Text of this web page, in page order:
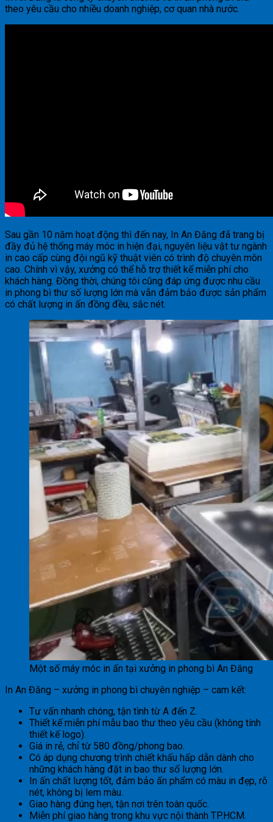
theo yêu cầu cho nhiều doanh nghiệp, cơ quan nhà nước.
Sau gần 10 năm hoạt động thì đến nay, In An Đăng đã trang bị
đầy đủ hệ thống máy móc in hiện đại, nguyên liệu vật tư ngành
in cao cấp cùng đội ngũ kỹ thuật viên có trình độ chuyên môn
cao. Chính vì vậy, xưởng có thể hỗ trợ thiết kế miễn phí cho
khách hàng. Đồng thời, chúng tôi cũng đáp ứng được nhu cầu
in phong bì thư số lượng lớn mà vẫn đảm bảo được sản phẩm
có chất lượng in ấn đồng đều, sắc nét.
Một số máy móc in ấn tại xưởng in phong bì An Đăng
In An Đăng – xưởng in phong bì chuyên nghiệp – cam kết:
Tư vấn nhanh chóng, tận tình từ A đến Z.
Thiết kế miễn phí mẫu bao thư theo yêu cầu (không tính
thiết kế logo).
Giá in rẻ, chỉ từ 580 đồng/phong bao.
Có áp dụng chương trình chiết khấu hấp dẫn dành cho
những khách hàng đặt in bao thư số lượng lớn.
In ấn chất lượng tốt, đảm bảo ấn phẩm có màu in đẹp, rõ
nét, không bị lem màu.
Giao hàng đúng hẹn, tận nơi trên toàn quốc.
Miễn phí giao hàng trong khu vực nội thành TP.HCM.